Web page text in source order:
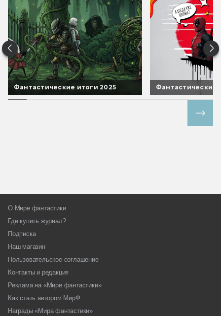
Фантастические итоги 2025 Фантастические
О Мире фантастики
Где купить журнал?
Подписка
Наш магазин
Пользовательское соглашение
Контакты и редакция
Реклама на «Мире фантастики»
Как стать автором МирФ
Награды «Мира фантастики»